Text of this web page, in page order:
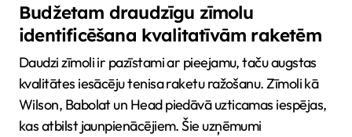
Budžetam draudzīgu zīmolu
identificēšana kvalitatīvām raketēm
Daudzi zīmoli ir pazīstami ar pieejamu, taču augstas
kvalitātes iesācēju tenisa raketu ražošanu. Zīmoli kā
Wilson, Babolat un Head piedāvā uzticamas iespējas,
kas atbilst jaunpienācējiem. Šie uzņēmumi